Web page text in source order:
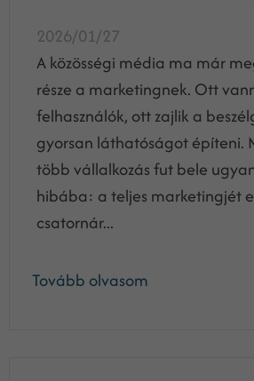
2026/01/27
A közösségi média ma már
része a marketingnek. Ott
felhasználók, ott zajlik a
gyorsan láthatóságot építeni.
több vállalkozás fut bele
hibába: a teljes marketingjét
csatornár...
Tovább olvasom